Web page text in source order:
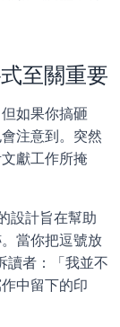
至關重要
如果你搞砸
注意到。突然
獻工作所掩
設計旨在幫助
當你把逗號放
讀者：「我並不
中留下的印